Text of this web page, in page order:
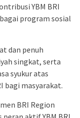
YBM BRI
program sosial
dan penuh
singkat, serta
syukur atas
bagi masyarakat.
BRI Region